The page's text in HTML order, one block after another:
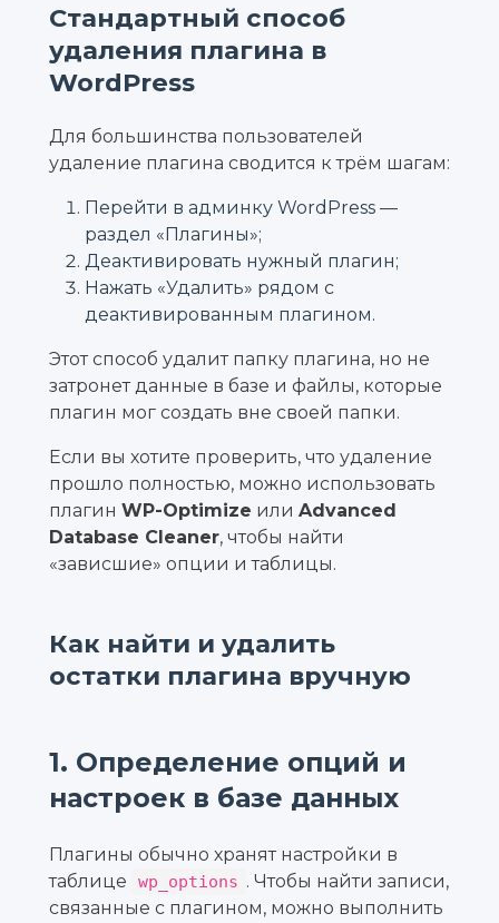
Стандартный способ
удаления плагина в
WordPress
Для большинства пользователей
удаление плагина сводится к трём шагам:
Перейти в админку WordPress —
раздел «Плагины»;
Деактивировать нужный плагин;
Нажать «Удалить» рядом с
деактивированным плагином.
Этот способ удалит папку плагина, но не
затронет данные в базе и файлы, которые
плагин мог создать вне своей папки.
Если вы хотите проверить, что удаление
прошло полностью, можно использовать
плагин WP-Optimize или Advanced
Database Cleaner, чтобы найти
«зависшие» опции и таблицы.
Как найти и удалить
остатки плагина вручную
1. Определение опций и
настроек в базе данных
Плагины обычно хранят настройки в
таблице
wp_options . Чтобы найти записи,
связанные с плагином, можно выполнить